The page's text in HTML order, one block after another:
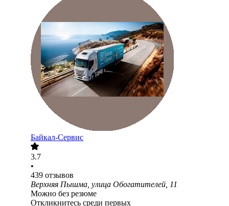
Байкал-Сервис
3.7
•
439 отзывов
Верхняя Пышма, улица Обогатителей, 11
Можно без резюме
Откликнитесь среди первых